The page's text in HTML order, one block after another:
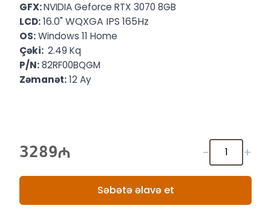
GFX:NVIDIAGeforce RTX 3070 8GB
LCD:16.0" WQXGA IPS 165Hz
OS:Windows 11 Home
Çəki: 2.49 Kq
P/N:82RF00BQGM
Zəmanət:12 Ay
3289 - +
Səbətə əlavə et